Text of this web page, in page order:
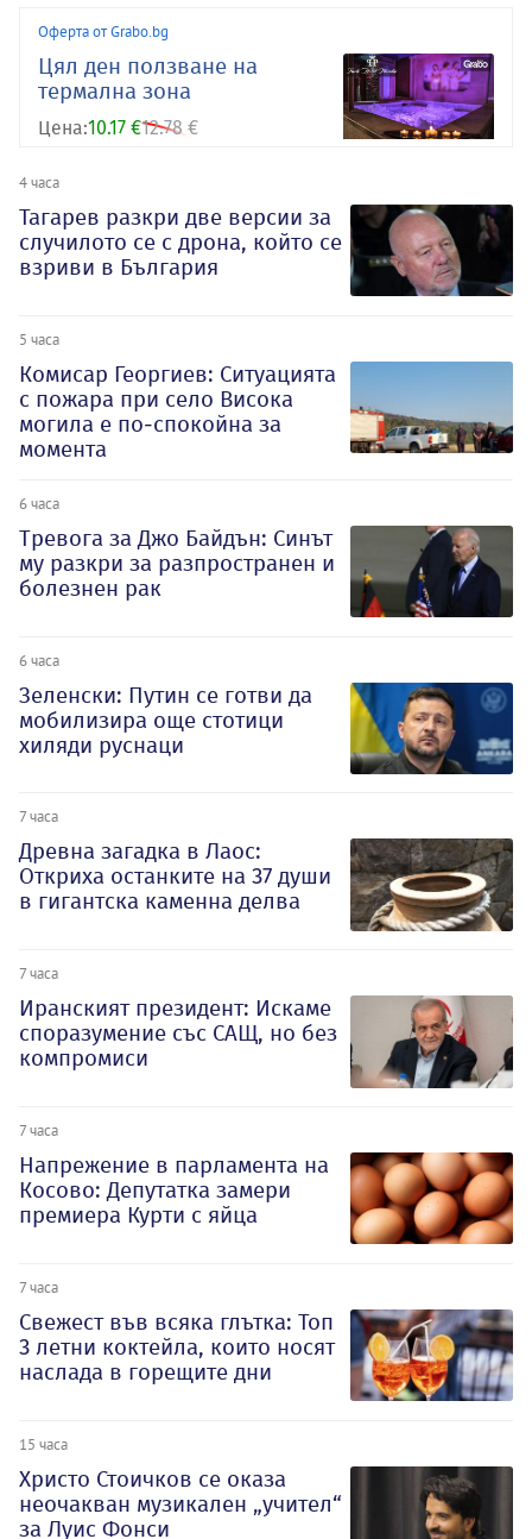
Оферта от Grabo.bg
Цял ден ползване на
термална зона
Цена:10.17 €12.78 €
4 часа
Тагарев разкри две версии за
случилото се с дрона, който се
взриви в България
5 часа
Комисар Георгиев: Ситуацията
с пожара при село Висока
могила е по-спокойна за
момента
6 часа
Тревога за Джо Байдън: Синът
му разкри за разпространен и
болезнен рак
6 часа
Зеленски: Путин се готви да
мобилизира още стотици
хиляди руснаци
7 часа
Древна загадка в Лаос:
Откриха останките на 37 души
в гигантска каменна делва
7 часа
Иранският президент: Искаме
споразумение със САЩ, но без
компромиси
7 часа
Напрежение в парламента на
Косово: Депутатка замери
премиера Курти с яйца
7 часа
Свежест във всяка глътка: Топ
3 летни коктейла, които носят
наслада в горещите дни
15 часа
Христо Стоичков се оказа
неочакван музикален „учител“
за Луис Фонси